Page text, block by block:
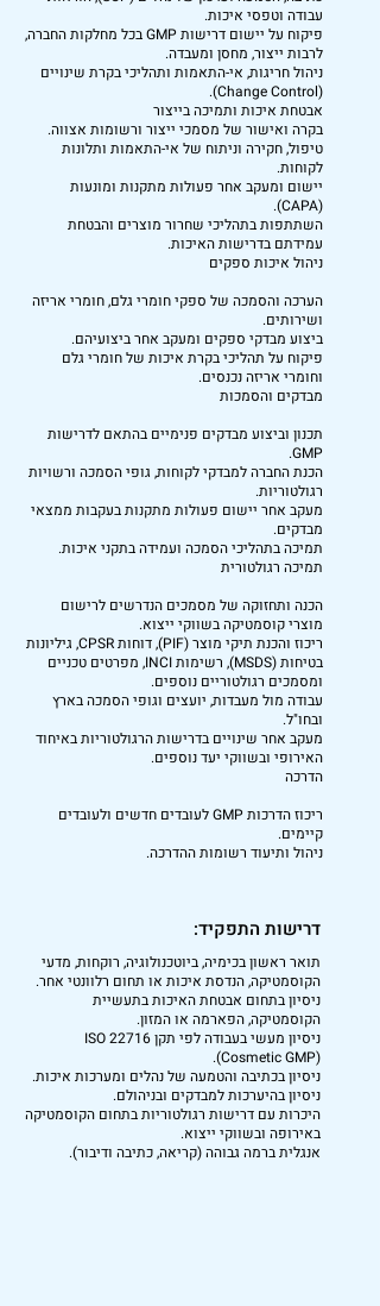
עבודה וטפסי איכות.
פיקוח על יישום דרישות GMP בכל מחלקות החברה,
לרבות ייצור, מחסן ומעבדה.
ניהול חריגות, אי-התאמות ותהליכי בקרת שינויים
(Change Control).
אבטחת איכות ותמיכה בייצור
בקרה ואישור של מסמכי ייצור ורשומות אצווה.
טיפול, חקירה וניתוח של אי-התאמות ותלונות
לקוחות.
יישום ומעקב אחר פעולות מתקנות ומונעות
(CAPA).
השתתפות בתהליכי שחרור מוצרים והבטחת
עמידתם בדרישות האיכות.
ניהול איכות ספקים
הערכה והסמכה של ספקי חומרי גלם, חומרי אריזה
ושירותים.
ביצוע מבדקי ספקים ומעקב אחר ביצועיהם.
פיקוח על תהליכי בקרת איכות של חומרי גלם
וחומרי אריזה נכנסים.
מבדקים והסמכות
תכנון וביצוע מבדקים פנימיים בהתאם לדרישות
GMP.
הכנת החברה למבדקי לקוחות, גופי הסמכה ורשויות
רגולטוריות.
מעקב אחר יישום פעולות מתקנות בעקבות ממצאי
מבדקים.
תמיכה בתהליכי הסמכה ועמידה בתקני איכות.
תמיכה רגולטורית
הכנה ותחזוקה של מסמכים הנדרשים לרישום
מוצרי קוסמטיקה בשווקי ייצוא.
ריכוז והכנת תיקי מוצר (PIF), דוחות CPSR, גיליונות
בטיחות (MSDS), רשימות INCI, מפרטים טכניים
ומסמכים רגולטוריים נוספים.
עבודה מול מעבדות, יועצים וגופי הסמכה בארץ
ובחו"ל.
מעקב אחר שינויים בדרישות הרגולטוריות באיחוד
האירופי ובשווקי יעד נוספים.
הדרכה
ריכוז הדרכות GMP לעובדים חדשים ולעובדים
קיימים.
ניהול ותיעוד רשומות ההדרכה.
דרישות התפקיד:
תואר ראשון בכימיה, ביוטכנולוגיה, רוקחות, מדעי
הקוסמטיקה, הנדסת איכות או תחום רלוונטי אחר.
ניסיון בתחום אבטחת האיכות בתעשיית
הקוסמטיקה, הפארמה או המזון.
ניסיון מעשי בעבודה לפי תקן ISO 22716
(Cosmetic GMP).
ניסיון בכתיבה והטמעה של נהלים ומערכות איכות.
ניסיון בהיערכות למבדקים ובניהולם.
היכרות עם דרישות רגולטוריות בתחום הקוסמטיקה
באירופה ובשווקי ייצוא.
אנגלית ברמה גבוהה (קריאה, כתיבה ודיבור).